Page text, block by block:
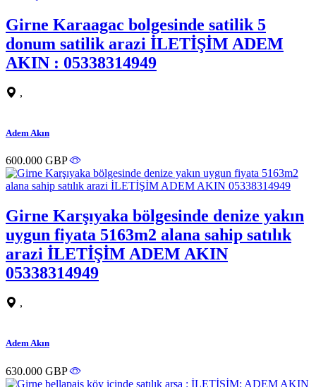
Girne Karaagac bolgesinde satilik 5
donum satilik arazi İLETİŞİM ADEM
AKIN : 05338314949
,
Adem Akın
600.000 GBP
Girne Karşıyaka bölgesinde denize yakın
uygun fiyata 5163m2 alana sahip satılık
arazi İLETİŞİM ADEM AKIN
05338314949
,
Adem Akın
630.000 GBP